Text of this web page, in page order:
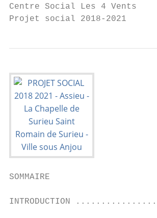
Centre Social Les 4 Vents
Projet social 2018-
SOMMAIRE
INTRODUCTION